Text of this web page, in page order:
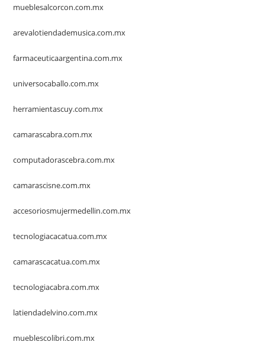
mueblesalcorcon.com.mx
arevalotiendademusica.com.mx
farmaceuticaargentina.com.mx
universocaballo.com.mx
herramientascuy.com.mx
camarascabra.com.mx
computadorascebra.com.mx
camarascisne.com.mx
accesoriosmujermedellin.com.mx
tecnologiacacatua.com.mx
camarascacatua.com.mx
tecnologiacabra.com.mx
latiendadelvino.com.mx
mueblescolibri.com.mx